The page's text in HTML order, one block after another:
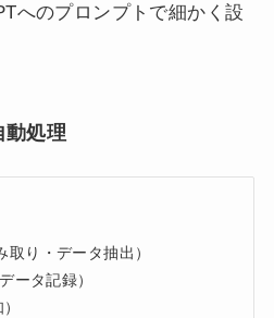
へのプロンプトで細かく設
処理
り・データ抽出）
タ記録）